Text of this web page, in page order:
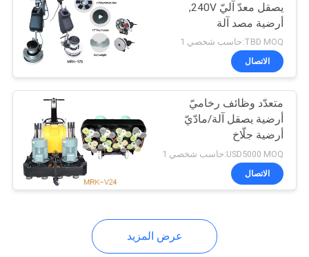
يصقل معدّ آليّ 240V,
أرضية مصد آلة
TBD MOQ:حاسب شخصي 1
الاتصال
متعدّد وظائف رخاميّ
أرضية يصقل آلة/مادّيّ
أرضية جلّاخ
USD5000 MOQ:حاسب شخصي 1
الاتصال
عرض المزيد